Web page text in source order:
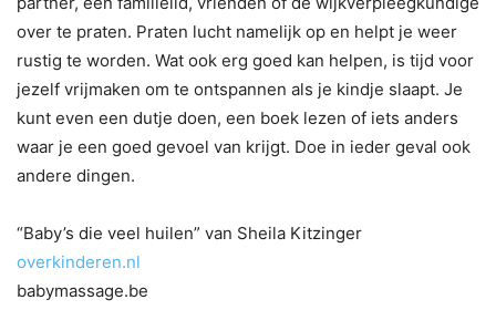
over te praten. Praten lucht namelijk op en helpt je weer
rustig te worden. Wat ook erg goed kan helpen, is tijd voor
jezelf vrijmaken om te ontspannen als je kindje slaapt. Je
kunt even een dutje doen, een boek lezen of iets anders
waar je een goed gevoel van krijgt. Doe in ieder geval ook
andere dingen.
“Baby’s die veel huilen” van Sheila Kitzinger
overkinderen.nl
babymassage.be